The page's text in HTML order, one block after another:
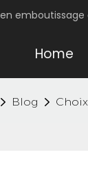
Home
Blog